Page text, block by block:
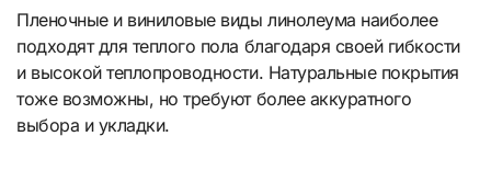
Пленочные и виниловые виды линолеума наиболее
подходят для теплого пола благодаря своей гибкости
и высокой теплопроводности. Натуральные покрытия
тоже возможны, но требуют более аккуратного
выбора и укладки.